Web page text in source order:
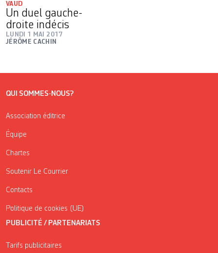
VAUD
Un duel gauche-
droite indécis
LUNDI 1 MAI 2017
JÉRÔME CACHIN
QUI SOMMES-NOUS?
Association éditrice
Équipe
Chartes
Soutenir Le Courrier
Contacts
Politique de cookies (UE)
PUBLICITÉ / PARTENARIATS
Tarifs publicitaires